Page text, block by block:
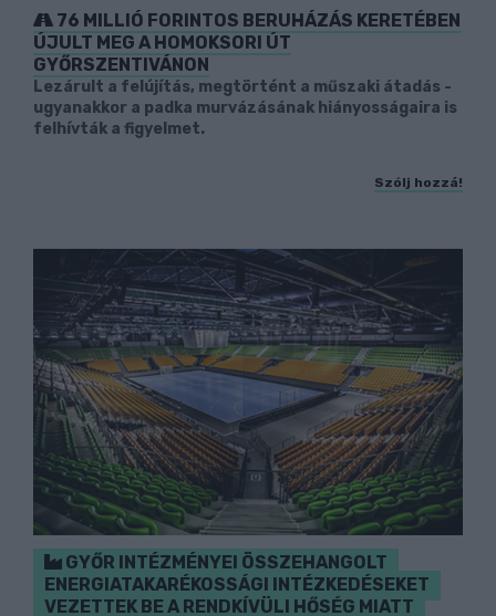
76 MILLIÓ FORINTOS BERUHÁZÁS KERETÉBEN
ÚJULT MEG A HOMOKSORI ÚT
GYŐRSZENTIVÁNON
Lezárult a felújítás, megtörtént a műszaki átadás -
ugyanakkor a padka murvázásának hiányosságaira is
felhívták a figyelmet.
Szólj hozzá!
GYŐR INTÉZMÉNYEI ÖSSZEHANGOLT
ENERGIATAKARÉKOSSÁGI INTÉZKEDÉSEKET
VEZETTEK BE A RENDKÍVÜLI HŐSÉG MIATT